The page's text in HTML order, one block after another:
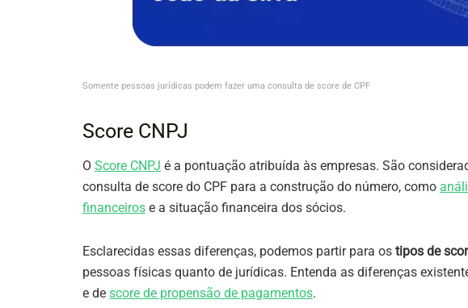
Somente pessoas jurídicas podem fazer uma consulta de score de CPF
Score CNPJ
O Score CNPJ é a pontuação atribuída às empresas. São
consulta de score do CPF para a construção do número, como
financeiros e a situação financeira dos sócios.
Esclarecidas essas diferenças, podemos partir para os tipos de
pessoas físicas quanto de jurídicas. Entenda as diferenças
e de score de propensão de pagamentos.